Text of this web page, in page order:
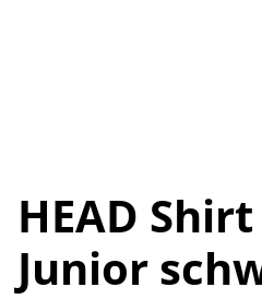
HEAD
Junior